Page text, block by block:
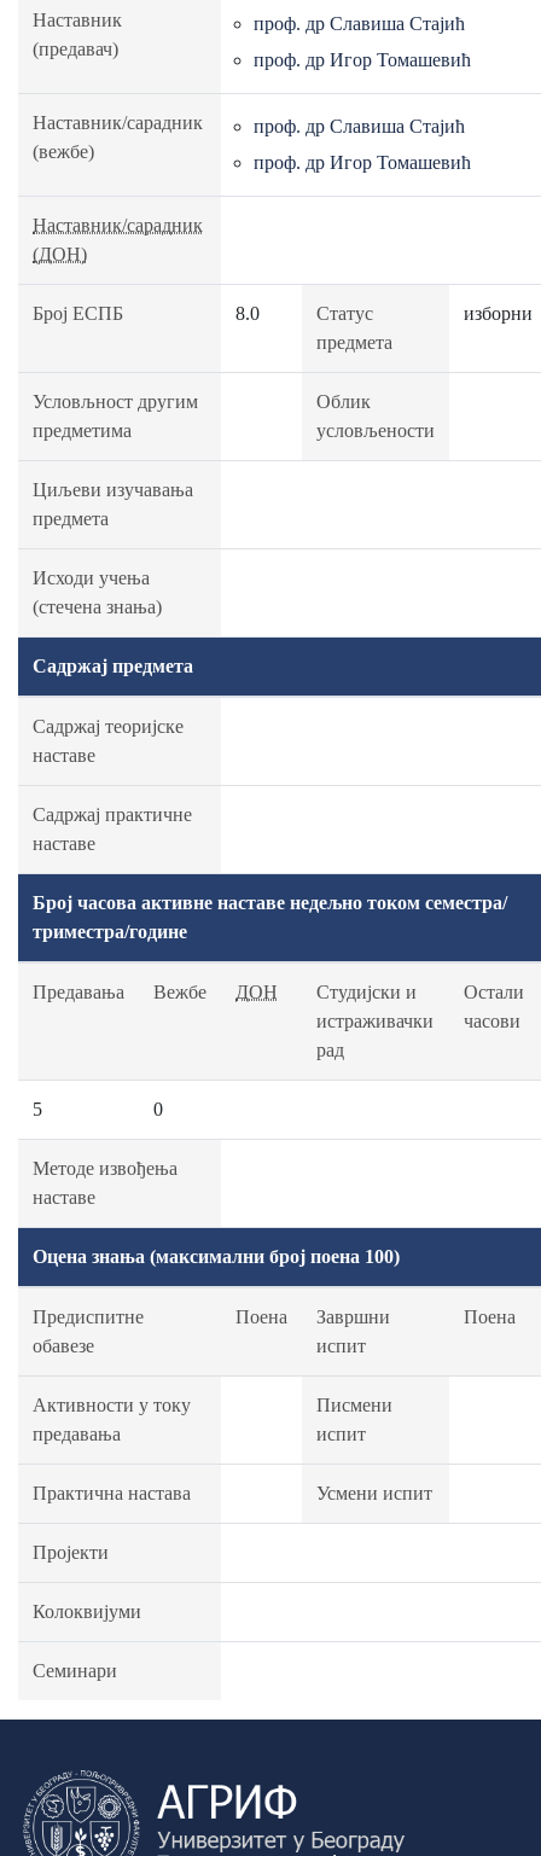
Наставник
(предавач)
проф. др Славиша Стајић
проф. др Игор Томашевић
Наставник/сарадник
(вежбе)
проф. др Славиша Стајић
проф. др Игор Томашевић
Наставник/сарадник
(ДОН)
Број ЕСПБ 8.0
Статус
предмета
изборни
Условљност другим
предметима
Облик
условљености
Циљеви изучавања
предмета
Исходи учења
(стечена знања)
Садржај предмета
Садржај теоријске
наставе
Садржај практичне
наставе
Број часова активне наставе недељно током семестра/
триместра/године
Предавања Вежбе ДОН
Студијски и
истраживачки
рад
Остали
часови
5 0
Методе извођења
наставе
Оцена знања (максимални број поена 100)
Предиспитне
обавезе
Поена
Завршни
испит
Поена
Активности у току
предавања
Писмени
испит
Практична настава Усмени испит
Пројекти
Колоквијуми
Семинари